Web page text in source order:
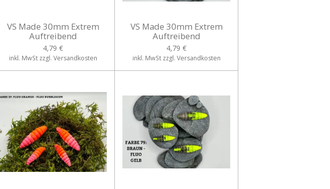
VS Made 30mm Extrem
Auftreibend
4,79 €
inkl. MwSt zzgl. Versandkosten
VS Made 30mm Extrem
Auftreibend
4,79 €
inkl. MwSt zzgl. Versandkosten